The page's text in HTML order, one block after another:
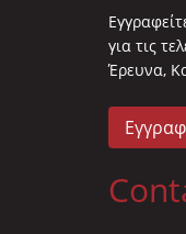
για τις
Έρευνα,